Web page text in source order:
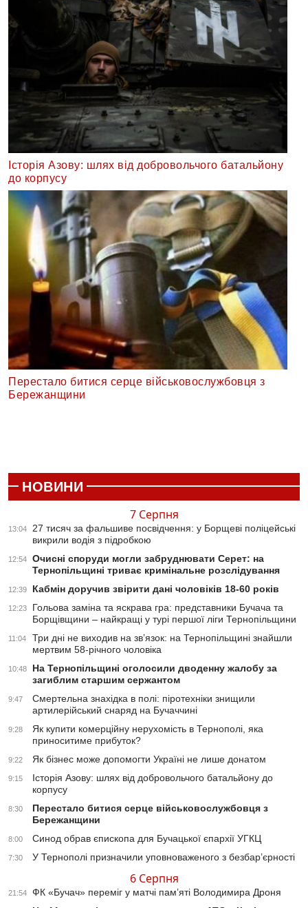
Історія Азову: шлях від добровольчого батальйону
до корпусу
Перестало битися серце військовослужбовця з
Бережанщини
НОВИНИ
7 Серпня
13:04
27 тисяч за фальшиве посвідчення: у Борщеві поліцейські
викрили водія з підробкою
12:54
Очисні споруди могли забруднювати Серет: на
Тернопільщині триває кримінальне розслідування
12:39 Кабмін доручив звірити дані чоловіків 18-60 років
12:23
Гольова заміна та яскрава гра: представники Бучача та
Борщівщини – найкращі у турі першої ліги Тернопільщини
11:04
Три дні не виходив на зв’язок: на Тернопільщині знайшли
мертвим 58-річного чоловіка
10:48
На Тернопільщині оголосили дводенну жалобу за
загиблим старшим сержантом
9:47
Смертельна знахідка в полі: піротехніки знищили
артилерійський снаряд на Бучаччині
9:28
Як купити комерційну нерухомість в Тернополі, яка
приноситиме прибуток?
9:22 Як бізнес може допомогти Україні не лише донатом
9:15
Історія Азову: шлях від добровольчого батальйону до
корпусу
8:30
Перестало битися серце військовослужбовця з
Бережанщини
8:00 Синод обрав єпископа для Бучацької єпархії УГКЦ
7:30 У Тернополі призначили уповноваженого з безбар’єрності
6 Серпня
21:54 ФК «Бучач» переміг у матчі пам’яті Володимира Дроня